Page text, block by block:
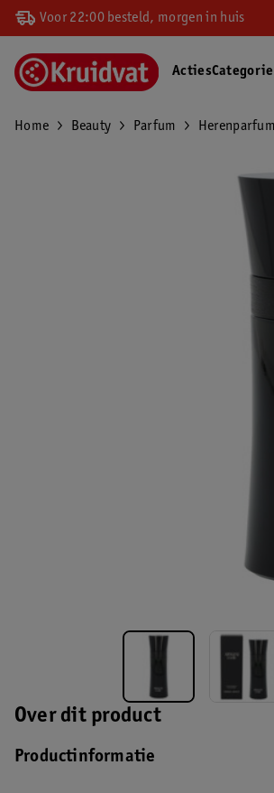
Voor 22:00 besteld, morgen in huis
Acties
Home Beauty Parfum Herenparfum
Over dit product
Productinformatie